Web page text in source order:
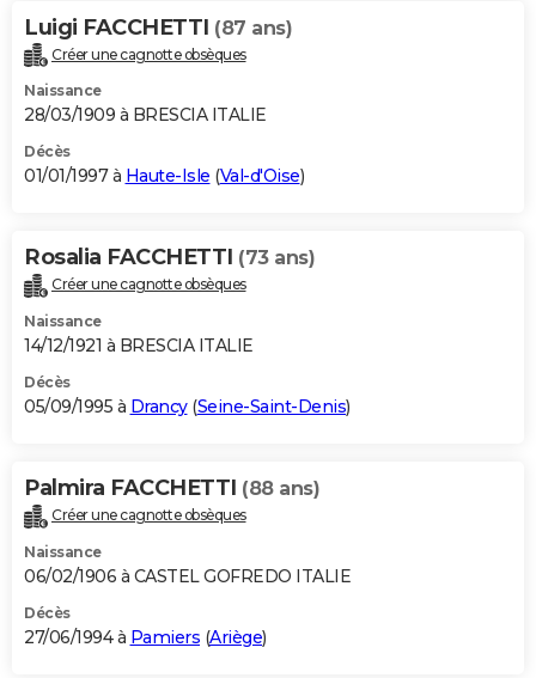
Luigi FACCHETTI (87 ans)
Créer une cagnotte obsèques
Naissance
28/03/1909 à BRESCIA ITALIE
Décès
01/01/1997 à Haute-Isle (Val-d'Oise)
Rosalia FACCHETTI (73 ans)
Créer une cagnotte obsèques
Naissance
14/12/1921 à BRESCIA ITALIE
Décès
05/09/1995 à Drancy(Seine-Saint-Denis)
Palmira FACCHETTI (88 ans)
Créer une cagnotte obsèques
Naissance
06/02/1906 à CASTEL GOFREDO ITALIE
Décès
27/06/1994 à Pamiers (Ariège)